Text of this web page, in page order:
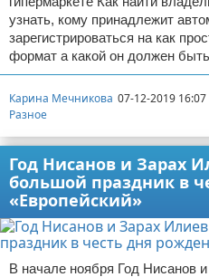
узнать, кому принадлежит
зарегистрироваться на как
формат а какой он должен
Карина Мечникова 07-12-2019 16:07
Разное
Год Нисанов и Зарах
большой праздник в
«Европейский»
В начале ноября Год Нисанов